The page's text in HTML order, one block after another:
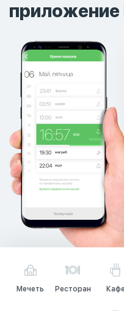
приложение
Мечеть Ресторан Кафе